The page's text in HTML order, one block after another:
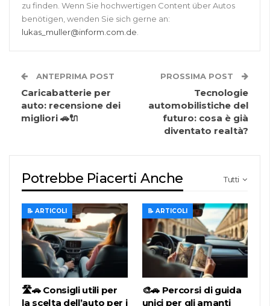
zu finden. Wenn Sie hochwertigen Content über Autos
benötigen, wenden Sie sich gerne an:
lukas_muller@inform.com.de.
ANTEPRIMA POST
Caricabatterie per
auto: recensione dei
migliori 🚗🔌
PROSSIMA POST
Tecnologie
automobilistiche del
futuro: cosa è già
diventato realtà?
Tutti
Potrebbe Piacerti Anche
📝 ARTICOLI
🛣️🚗 Consigli utili per
la scelta dell’auto per i
📝 ARTICOLI
🎨🚗 Percorsi di guida
unici per gli amanti